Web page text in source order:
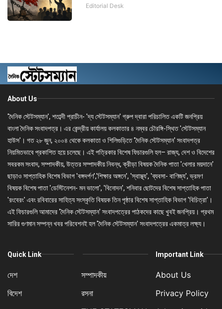
Editorial Desk
About Us
'দৈনিক স্টেটসম্যান', শতাব্দী প্রাচীন- 'দ্য স্টেটসম্যান' গ্রুপ দ্বারা পরিচালিত একটি জনপ্রিয়
বাংলা দৈনিক সংবাদপত্র। এর কেন্দ্রীয় কার্যালয় কলকাতার ৪ নম্বর চৌরঙ্গি-স্থিত 'স্টেটসম্যান
হাউস'। গত ২৮ জুন, ২০০৪ থেকে কলকাতা ও শিলিগুড়িতে 'দৈনিক স্টেটসম্যান' সংবাদপত্র
নিয়মিতভাবে প্রকাশিত হয়ে চলেছে। এই পত্রিকার বিশেষ ফিচারগুলি হল– রাজ্য, দেশ ও বিদেশের
সবরকম সংবাদ, সম্পাদকীয়, উত্তর সম্পাদকীয় নিবন্ধ, ক্রীড়া বিষয়ক দৈনিক পাতা 'খেলার ময়দানে'
ছাড়াও সাপ্তাহিক বিশেষ বিভাগ 'বঙ্গদর্পণ','শিক্ষার অঙ্গনে', 'স্বাস্থ্য', 'ব্যবসা- বাণিজ্য', ভ্রমণ
বিষয়ক বিশেষ পাতা 'ডেস্টিনেশন- মন ভালো', 'বিনোদন', শনিবার ছোটদের বিশেষ সাপ্তাহিক পাতা
'রংবেরং' এবং রবিবারের সাহিত্য সংস্কৃতি বিষয়ক তিন পৃষ্ঠার বিশেষ সাপ্তাহিক বিভাগ 'বিচিত্রা'।
এই ফিচারগুলি আমাদের 'দৈনিক স্টেটসম্যান' সংবাদপত্রের পাঠকদের কাছে খুবই জনপ্রিয়। প্রথম
সারির গুণমান সম্পন্ন খবর পরিবেশনই হল 'দৈনিক স্টেটসম্যান' সংবাদপত্রের একমাত্র লক্ষ্য।
Quick Link
দেশ
বিদেশ
সম্পাদকীয়
রসনা
Important Link
About Us
Privacy Policy